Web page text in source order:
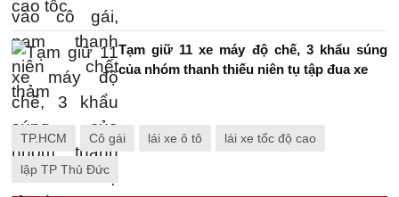
Tạm giữ 11 xe máy độ chế, 3 khẩu súng
của nhóm thanh thiếu niên tụ tập đua xe
TP.HCM Cô gái lái xe ô tô lái xe tốc độ cao
lập TP Thủ Đức